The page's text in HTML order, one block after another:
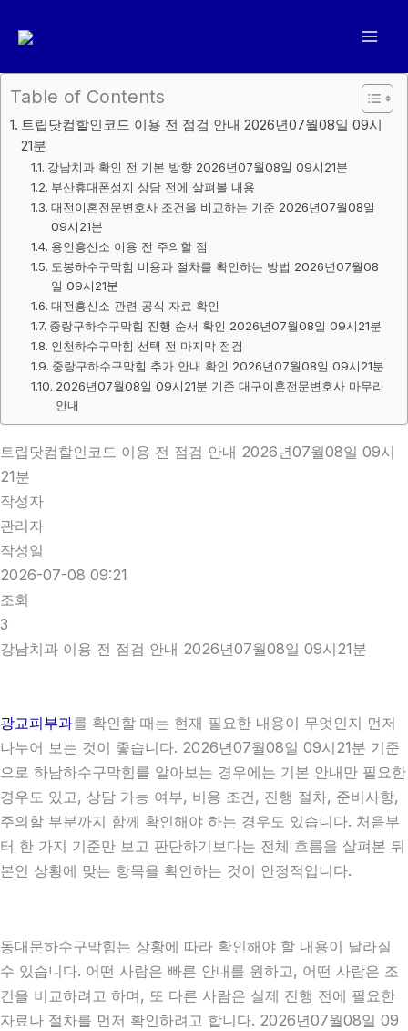
너
Table of Contents
트립닷컴할인코드 이용 전 점검 안내 2026년07월08일 09시
21분
강남치과 확인 전 기본 방향 2026년07월08일 09시21분
부산휴대폰성지 상담 전에 살펴볼 내용
대전이혼전문변호사 조건을 비교하는 기준 2026년07월08일
09시21분
용인흥신소 이용 전 주의할 점
도봉하수구막힘 비용과 절차를 확인하는 방법 2026년07월08
일 09시21분
대전흥신소 관련 공식 자료 확인
중랑구하수구막힘 진행 순서 확인 2026년07월08일 09시21분
인천하수구막힘 선택 전 마지막 점검
중랑구하수구막힘 추가 안내 확인 2026년07월08일 09시21분
2026년07월08일 09시21분 기준 대구이혼전문변호사 마무리
안내
트립닷컴할인코드 이용 전 점검 안내 2026년07월08일 09시
21분
작성자
관리자
작성일
2026-07-08 09:21
조회
3
강남치과 이용 전 점검 안내 2026년07월08일 09시21분
광교피부과를 확인할 때는 현재 필요한 내용이 무엇인지 먼저
나누어 보는 것이 좋습니다. 2026년07월08일 09시21분 기준
으로 하남하수구막힘를 알아보는 경우에는 기본 안내만 필요한
경우도 있고, 상담 가능 여부, 비용 조건, 진행 절차, 준비사항,
주의할 부분까지 함께 확인해야 하는 경우도 있습니다. 처음부
터 한 가지 기준만 보고 판단하기보다는 전체 흐름을 살펴본 뒤
본인 상황에 맞는 항목을 확인하는 것이 안정적입니다.
동대문하수구막힘는 상황에 따라 확인해야 할 내용이 달라질
수 있습니다. 어떤 사람은 빠른 안내를 원하고, 어떤 사람은 조
건을 비교하려고 하며, 또 다른 사람은 실제 진행 전에 필요한
자료나 절차를 먼저 확인하려고 합니다. 2026년07월08일 09